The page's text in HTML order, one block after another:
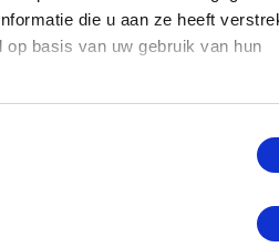
die u aan ze heeft
op basis van uw gebruik van hun
alleen originele Huawei
daarom niet uit en
kom vandaag nog langs bij